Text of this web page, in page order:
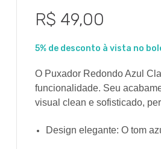
R$ 49,00
5% de desconto à vista no
O Puxador Redondo Azul
funcionalidade. Seu
visual clean e sofisticado,
Design elegante: O tom